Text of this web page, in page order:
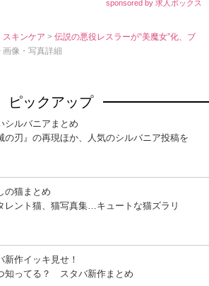
sponsored by 求人ボックス
スキンケア>伝説の悪役レスラーが“美魔女”化、ブ
画像・写真詳細
ピックアップ
シルバニアまとめ
の刃』の再現ほか、人気のシルバニア投稿を
の猫まとめ
レント猫、猫写真集…キュートな猫ズラリ
新作イッキ見せ！
知ってる？ スタバ新作まとめ